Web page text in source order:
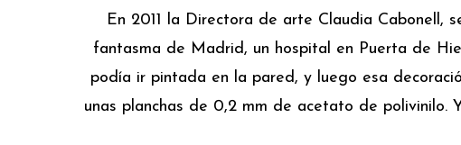
En 2011 la Directora de arte Claudia Cabonell,
fantasma de Madrid, un hospital en Puerta de
podía ir pintada en la pared, y luego esa
unas planchas de 0,2 mm de acetato de polivinilo.